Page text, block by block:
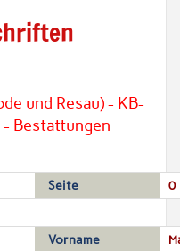
und Resau) - KB-
Bestattungen
Seite 0
Vorname